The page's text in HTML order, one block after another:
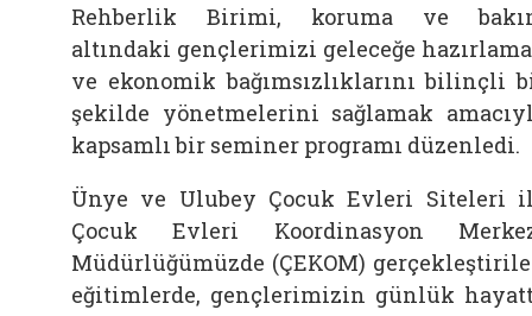
Rehberlik Birimi, koruma ve
altındaki gençlerimizi geleceğe
ve ekonomik bağımsızlıklarını bilinçli
şekilde yönetmelerini sağlamak
kapsamlı bir seminer programı düzenledi.
Ünye ve Ulubey Çocuk Evleri Siteleri
Çocuk Evleri Koordinasyon
Müdürlüğümüzde (ÇEKOM)
eğitimlerde, gençlerimizin günlük